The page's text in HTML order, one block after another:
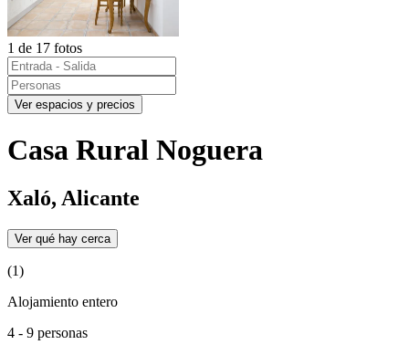
1 de 17 fotos
Ver espacios y precios
Casa Rural Noguera
Xaló, Alicante
Ver qué hay cerca
(1)
Alojamiento entero
4 - 9 personas